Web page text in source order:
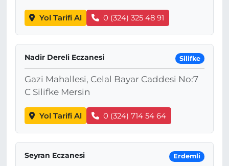
Yol Tarifi Al 0 (324) 325 48 91
Nadir Dereli Eczanesi Silifke
Gazi Mahallesi, Celal Bayar Caddesi No:7
C Silifke Mersin
Yol Tarifi Al 0 (324) 714 54 64
Seyran Eczanesi Erdemli